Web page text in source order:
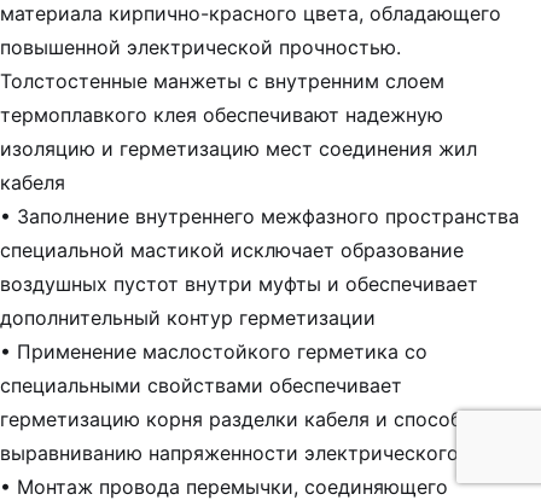
материала кирпично-красного цвета, обладающего
повышенной электрической прочностью.
Толстостенные манжеты с внутренним слоем
термоплавкого клея обеспечивают надежную
изоляцию и герметизацию мест соединения жил
кабеля
• Заполнение внутреннего межфазного пространства
специальной мастикой исключает образование
воздушных пустот внутри муфты и обеспечивает
дополнительный контур герметизации
• Применение маслостойкого герметика со
специальными свойствами обеспечивает
герметизацию корня разделки кабеля и способствует
выравниванию напряженности электрического поля
• Монтаж провода перемычки, соединяющего